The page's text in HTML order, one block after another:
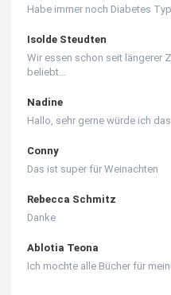
Habe immer noch Diabetes
Isolde Steudten
Wir essen schon seit längerer
beliebt…
Nadine
Hallo, sehr gerne würde ich
Conny
Das ist super für Weinachten
Rebecca Schmitz
Danke
Ablotia Teona
Ich mochte alle Bücher für